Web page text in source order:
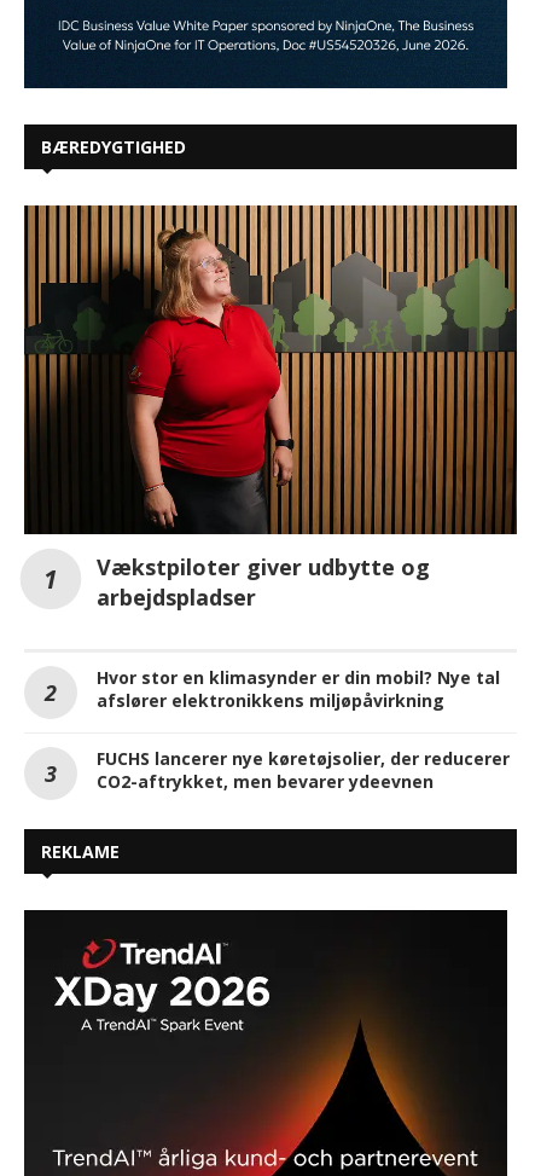
BÆREDYGTIGHED
Vækstpiloter giver udbytte og
arbejdspladser
Hvor stor en klimasynder er din mobil? Nye tal
afslører elektronikkens miljøpåvirkning
FUCHS lancerer nye køretøjsolier, der reducerer
CO2-aftrykket, men bevarer ydeevnen
REKLAME